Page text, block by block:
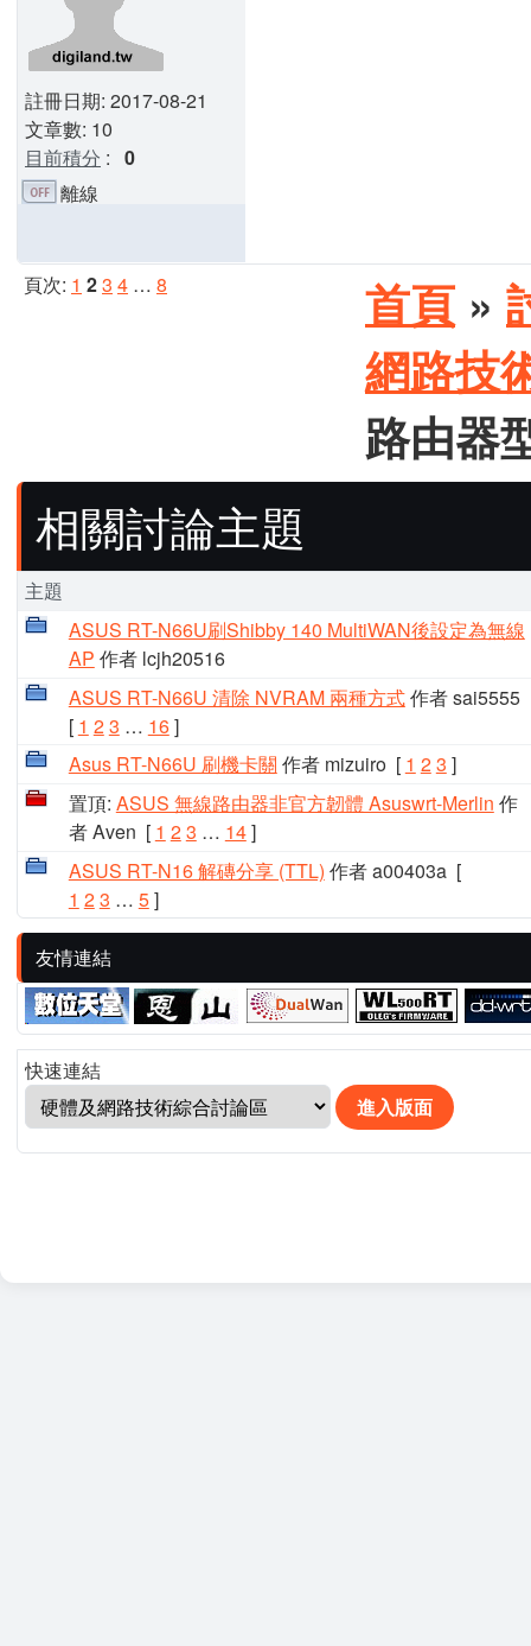
註冊日期: 2017-08-21
文章數: 10
目前積分 : 0
離線
頁次: 1 23 4 … 8 首頁 »
網路技
路由器
相關討論主題
主題
ASUS RT-N66U刷Shibby 140 MultiWAN後設定為無線
AP 作者 lcjh20516
ASUS RT-N66U 清除 NVRAM 兩種方式作者 sai5555
[ 1 23 … 16]
Asus RT-N66U 刷機卡關 作者 mizuiro[ 1 23 ]
置頂: ASUS 無線路由器非官方韌體 Asuswrt-Merlin 作
者 Aven [ 1 23 … 14]
ASUS RT-N16 解磚分享 (TTL) 作者 a00403a[
1 23 … 5]
友情連結
快速連結